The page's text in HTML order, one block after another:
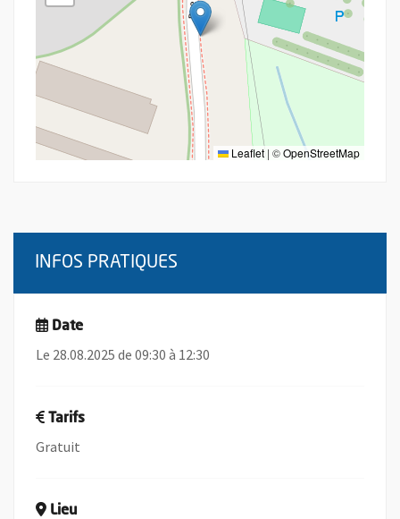
Leaflet | ©OpenStreetMap
INFOS PRATIQUES
Date
Le 28.08.2025 de 09:30 à 12:30
Tarifs
Gratuit
Lieu